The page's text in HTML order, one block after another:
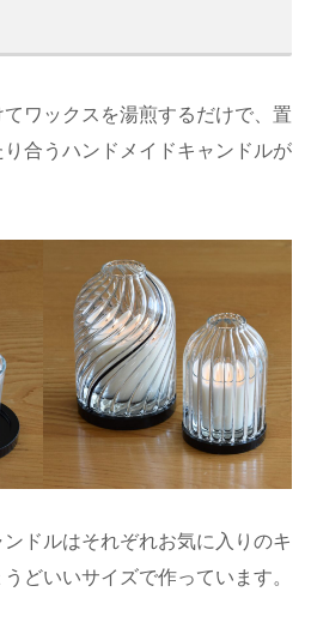
ワックスを湯煎するだけで、置
合うハンドメイドキャンドルが
ドルはそれぞれお気に入りのキ
どいいサイズで作っています。